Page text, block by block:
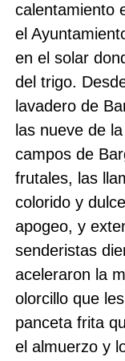
calentamiento
el
en el solar
del trigo.
lavadero de
las nueve de
campos de
frutales, las
colorido y
apogeo, y
senderistas
aceleraron la
olorcillo que
panceta frita
el almuerzo y